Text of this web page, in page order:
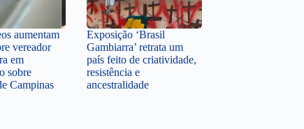
aumentam
vereador
em
sobre
Campinas
Exposição ‘Brasil
Gambiarra’ retrata um
país feito de criatividade,
resistência e
ancestralidade